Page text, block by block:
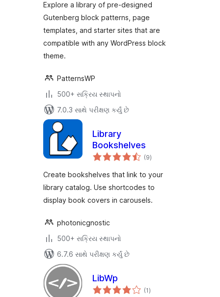
Explore a library of pre-designed
Gutenberg block patterns, page
templates, and starter sites that are
compatible with any WordPress block
theme.
PatternsWP
500+ સક્રિય સ્થાપનો
7.0.3 સાથે પરીક્ષણ કર્યું છે
Library
Bookshelves
(9કુલ
રેટિંગ્સ
)
Create bookshelves that link to your
library catalog. Use shortcodes to
display book covers in carousels.
photonicgnostic
500+ સક્રિય સ્થાપનો
6.7.6 સાથે પરીક્ષણ કર્યું છે
LibWp
(1કુલ
રેટિંગ્સ
)